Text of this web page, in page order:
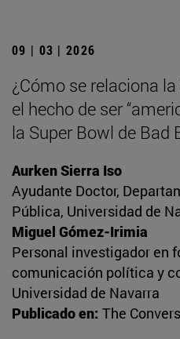
09 | 03 | 2026
¿Cómo se relaciona
el hecho de ser
la Super Bowl de Bad
Aurken Sierra Iso
Ayudante Doctor,
Pública, Universidad de
Miguel Gómez-Irimia
Personal investigador en
comunicación política y
Universidad de Navarra
Publicado en: The